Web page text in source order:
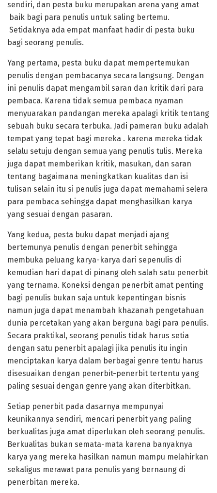
sendiri, dan pesta buku merupakan arena yang amat
baik bagi para penulis untuk saling bertemu.
Setidaknya ada empat manfaat hadir di pesta buku
bagi seorang penulis.
Yang pertama, pesta buku dapat mempertemukan
penulis dengan pembacanya secara langsung. Dengan
ini penulis dapat mengambil saran dan kritik dari para
pembaca. Karena tidak semua pembaca nyaman
menyuarakan pandangan mereka apalagi kritik tentang
sebuah buku secara terbuka. Jadi pameran buku adalah
tempat yang tepat bagi mereka . karena mereka tidak
selalu setuju dengan semua yang penulis tulis. Mereka
juga dapat memberikan kritik, masukan, dan saran
tentang bagaimana meningkatkan kualitas dan isi
tulisan selain itu si penulis juga dapat memahami selera
para pembaca sehingga dapat menghasilkan karya
yang sesuai dengan pasaran.
Yang kedua, pesta buku dapat menjadi ajang
bertemunya penulis dengan penerbit sehingga
membuka peluang karya-karya dari sepenulis di
kemudian hari dapat di pinang oleh salah satu penerbit
yang ternama. Koneksi dengan penerbit amat penting
bagi penulis bukan saja untuk kepentingan bisnis
namun juga dapat menambah khazanah pengetahuan
dunia percetakan yang akan berguna bagi para penulis.
Secara praktikal, seorang penulis tidak harus setia
dengan satu penerbit apalagi jika penulis itu ingin
menciptakan karya dalam berbagai genre tentu harus
disesuaikan dengan penerbit-penerbit tertentu yang
paling sesuai dengan genre yang akan diterbitkan.
Setiap penerbit pada dasarnya mempunyai
keunikannya sendiri, mencari penerbit yang paling
berkualitas juga amat diperlukan oleh seorang penulis.
Berkualitas bukan semata-mata karena banyaknya
karya yang mereka hasilkan namun mampu melahirkan
sekaligus merawat para penulis yang bernaung di
penerbitan mereka.